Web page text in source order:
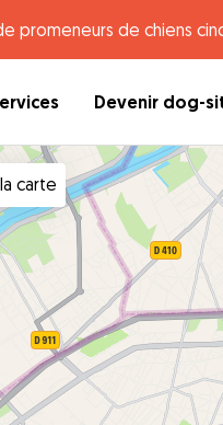
promeneurs de chiens
Devenir dog-
carte